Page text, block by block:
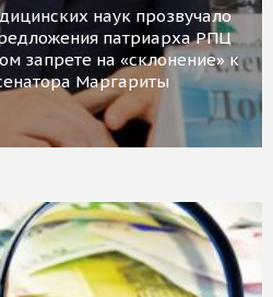
наук прозвучало
патриарха РПЦ
запрете на «склонение» к
Маргариты